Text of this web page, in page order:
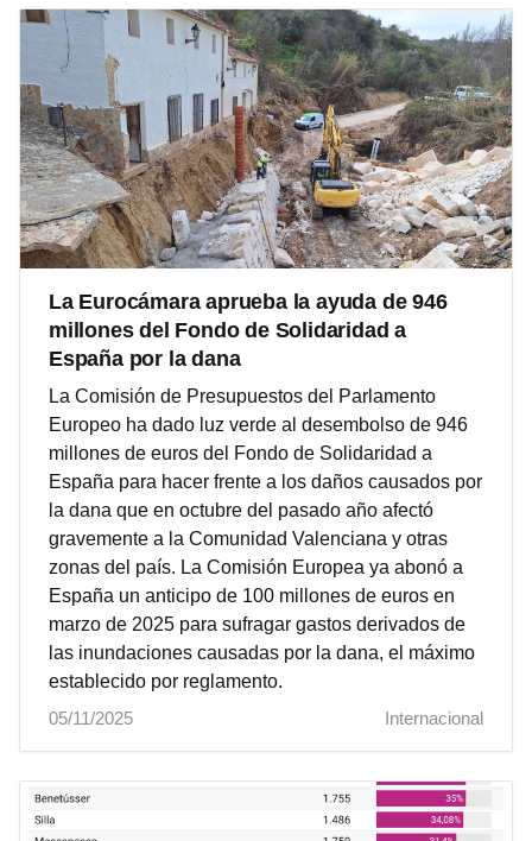
La Eurocámara aprueba la ayuda de 946
millones del Fondo de Solidaridad a
España por la dana
La Comisión de Presupuestos del Parlamento
Europeo ha dado luz verde al desembolso de 946
millones de euros del Fondo de Solidaridad a
España para hacer frente a los daños causados por
la dana que en octubre del pasado año afectó
gravemente a la Comunidad Valenciana y otras
zonas del país. La Comisión Europea ya abonó a
España un anticipo de 100 millones de euros en
marzo de 2025 para sufragar gastos derivados de
las inundaciones causadas por la dana, el máximo
establecido por reglamento.
05/11/2025
Internacional